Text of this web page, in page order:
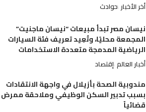
أخر الأخبار حوادث
نيسان مصر تبدأ مبيعات “نيسان ماجنيت”
المجمعة محليًا، وتُعِيد تعريف فئة السيارات
الرياضية المدمجة متعددة الاستخدامات
أخبار العالم إقتصاد
مندوبية الصحة بأزيلال في واجهة الانتقادات
بسبب تدبير السكن الوظيفي وملاحقة ممرض
قضائياً